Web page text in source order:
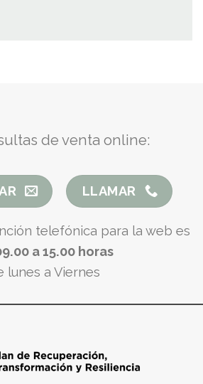
de venta online:
LLAMAR
telefónica para la web es
a 15.00 horas
lunes a Viernes